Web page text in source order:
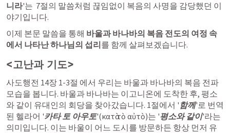
니라'는  7절의 말씀처럼 끊임없이 복음의 사명을 감당했던 이
야기입니다.
이제 본문 말씀을 통해 바울과 바나바의 복음 전도의 여정 속
에서 나타난 하나님의 섭리를 함께 살펴보겠습니다.
<고난과 기도>
사도행전 14장 1-3절 에서 우리는 바울과 바나바의 복음 전파
모습을 봅니다. 바울과 바나바는 이고니온에 도착한 후, 평소
와 같이 유대인의 회당을 찾아갔습니다. 1절에서 ' 함께'로 번역
된 헬라어 '카타 토 아우토'(κατὰ τὸ αὐτὸ)는 '평소와 같이'라는
의미입니다. 이는 바울이 어느 도시를 방문하든 항상 먼저 유